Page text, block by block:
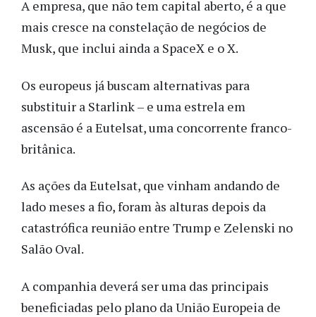
A empresa, que não tem capital aberto, é a que
mais cresce na constelação de negócios de
Musk, que inclui ainda a SpaceX e o X.
Os europeus já buscam alternativas para
substituir a Starlink – e uma estrela em
ascensão é a Eutelsat, uma concorrente franco-
britânica.
As ações da Eutelsat, que vinham andando de
lado meses a fio, foram às alturas depois da
catastrófica reunião entre Trump e Zelenski no
Salão Oval.
A companhia deverá ser uma das principais
beneficiadas pelo plano da União Europeia de